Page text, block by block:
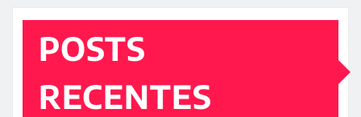
POSTS
RECENTES